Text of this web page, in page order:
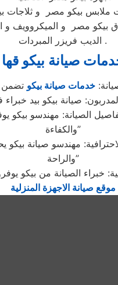
ملابس بيكو مصر و ثلاجات
الديب فريزر المبردات .
صيانة بيكو قها
خدمات صيانة بيكو
والكفاءة”
والراحة”
موقع صيانة الاجهزة المنزلية